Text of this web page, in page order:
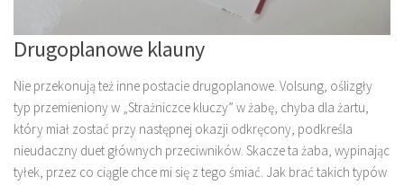
Drugoplanowe klauny
Nie przekonują też inne postacie drugoplanowe. Volsung, oślizgły
typ przemieniony w „Strażniczce kluczy” w żabę, chyba dla żartu,
który miał zostać przy następnej okazji odkręcony, podkreśla
nieudaczny duet głównych przeciwników. Skacze ta żaba, wypinając
tyłek, przez co ciągle chce mi się z tego śmiać. Jak brać takich typów